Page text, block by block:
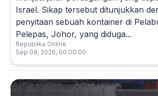
Israel. Sikap tersebut ditunjukkan
penyitaan sebuah kontainer di
Pelepas, Johor, yang diduga...
Republika Online
Sep 08, 2026, 00:00:00